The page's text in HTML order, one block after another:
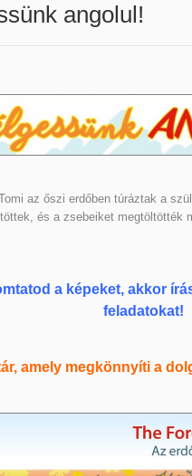
angolul!
az őszi erdőben túráztak a
és a zsebeiket megtöltötték
a képeket, akkor
feladatokat!
amely megkönnyíti a